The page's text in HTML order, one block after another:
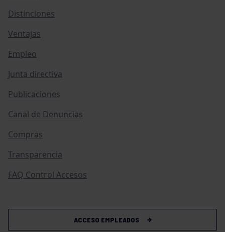
Distinciones
Ventajas
Empleo
Junta directiva
Publicaciones
Canal de Denuncias
Compras
Transparencia
FAQ Control Accesos
ACCESO EMPLEADOS